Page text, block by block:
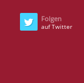
Folgen
auf Twitter